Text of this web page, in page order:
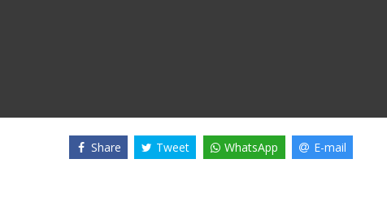
Share Tweet WhatsApp E-mail